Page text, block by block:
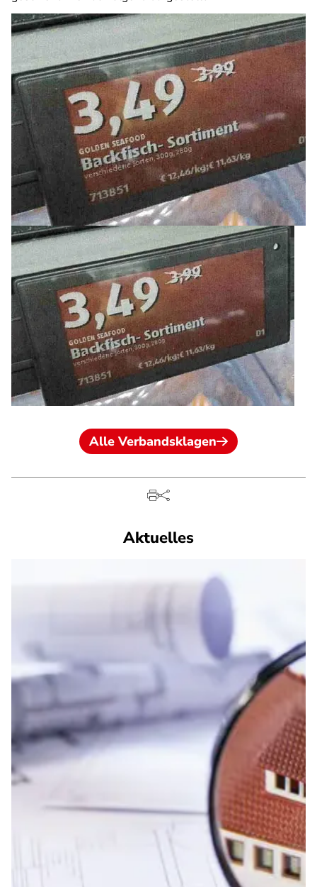
Alle Verbandsklagen
Aktuelles